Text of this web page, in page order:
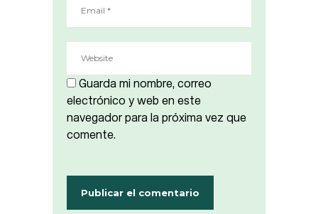
Guarda mi nombre, correo
electrónico y web en este
navegador para la próxima vez que
comente.